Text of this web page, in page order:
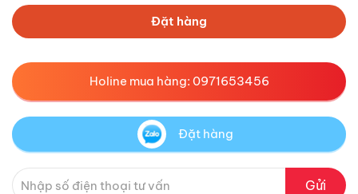
Đặt hàng
Holine mua hàng: 0971653456
Đặt hàng
Gửi